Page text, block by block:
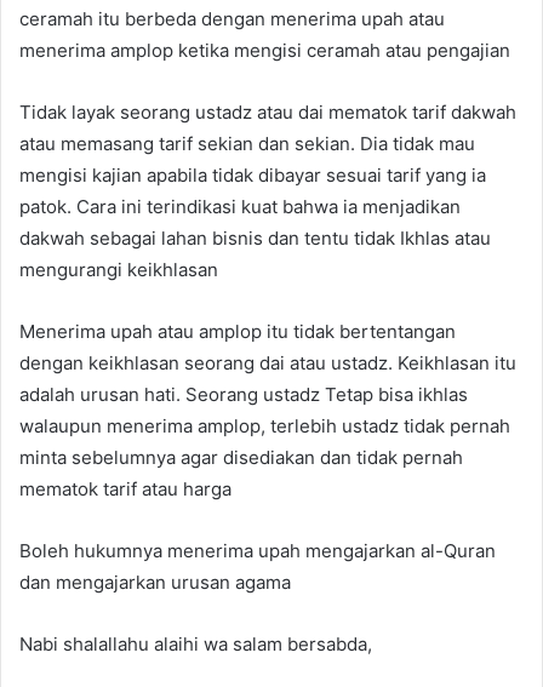
ceramah itu berbeda dengan menerima upah atau
menerima amplop ketika mengisi ceramah atau pengajian
Tidak layak seorang ustadz atau dai mematok tarif dakwah
atau memasang tarif sekian dan sekian. Dia tidak mau
mengisi kajian apabila tidak dibayar sesuai tarif yang ia
patok. Cara ini terindikasi kuat bahwa ia menjadikan
dakwah sebagai lahan bisnis dan tentu tidak Ikhlas atau
mengurangi keikhlasan
Menerima upah atau amplop itu tidak bertentangan
dengan keikhlasan seorang dai atau ustadz. Keikhlasan itu
adalah urusan hati. Seorang ustadz Tetap bisa ikhlas
walaupun menerima amplop, terlebih ustadz tidak pernah
minta sebelumnya agar disediakan dan tidak pernah
mematok tarif atau harga
Boleh hukumnya menerima upah mengajarkan al-Quran
dan mengajarkan urusan agama
Nabi shalallahu alaihi wa salam bersabda,